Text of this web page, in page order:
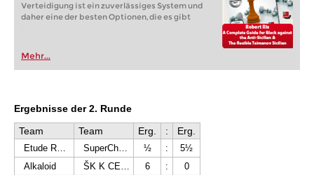
Verteidigung ist ein zuverlässiges System und
daher eine der besten Optionen, die es gibt
Mehr...
Ergebnisse der 2. Runde
Team
Team Erg. : Erg.
Etude Ramat Gan Dov Porat Memorial SuperChess ½ :
5½
Alkaloid
ŠK K CERO INVEST Nitra 6 :
0